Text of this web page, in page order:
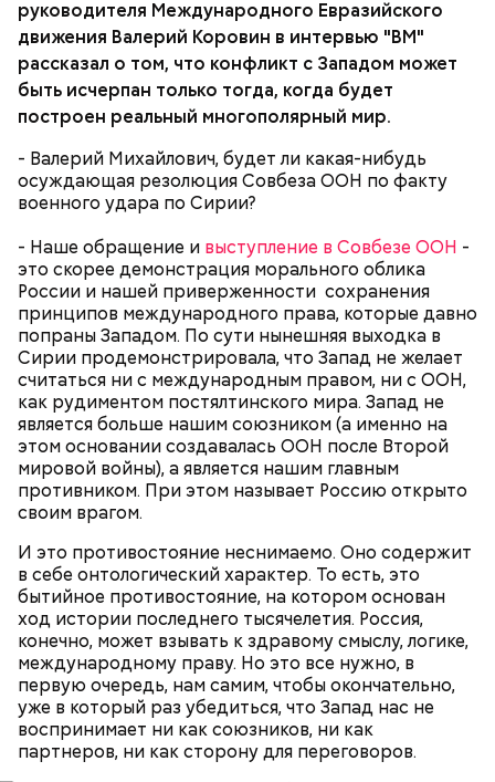
руководителя Международного Евразийского
движения Валерий Коровин в интервью "ВМ"
рассказал о том, что конфликт с Западом может
быть исчерпан только тогда, когда будет
построен реальный многополярный мир.
- Валерий Михайлович, будет ли какая-нибудь
осуждающая резолюция Совбеза ООН по факту
военного удара по Сирии?
- Наше обращение и выступление в Совбезе ООН -
это скорее демонстрация морального облика
России и нашей приверженности сохранения
принципов международного права, которые давно
попраны Западом. По сути нынешняя выходка в
Сирии продемонстрировала, что Запад не желает
считаться ни с международным правом, ни с ООН,
как рудиментом постялтинского мира. Запад не
является больше нашим союзником (а именно на
этом основании создавалась ООН после Второй
мировой войны), а является нашим главным
противником. При этом называет Россию открыто
своим врагом.
И это противостояние неснимаемо. Оно содержит
в себе онтологический характер. То есть, это
бытийное противостояние, на котором основан
ход истории последнего тысячелетия. Россия,
конечно, может взывать к здравому смыслу, логике,
международному праву. Но это все нужно, в
первую очередь, нам самим, чтобы окончательно,
уже в который раз убедиться, что Запад нас не
воспринимает ни как союзников, ни как
партнеров, ни как сторону для переговоров.
Множество людей совершают паломнические
поездки, чтобы поклониться мощам Святителя
Николая, которые находятся в Италии. 19 декабря
отмечается Никола Зимний, а 22 мая Никола вешний
или летний. Этот день установлен в память об
обретении его мощей.
Молитва Николаю чудотворцу
Томаты «Без заморочек», аджика
и лечо: топ-8 проверенных
рецептов закруток на зиму
Первые блюда
Грибной суп с фасолью